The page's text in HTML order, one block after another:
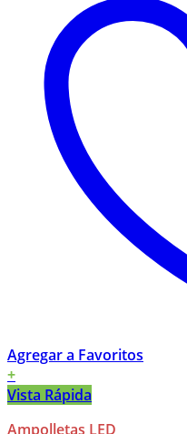
Agregar a Favoritos
+
Vista Rápida
Ampolletas LED